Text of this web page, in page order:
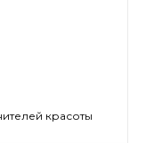
красоты